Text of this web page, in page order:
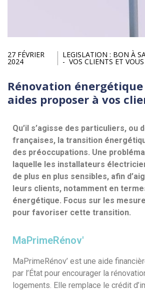
27 FÉVRIER
2024
LEGISLATION : BON À
VOS CLIENTS ET VOUS
Rénovation
aides proposer à vos
Qu’il s’agisse des particuliers, ou
françaises, la transition
des préoccupations. Une
laquelle les installateurs
de plus en plus sensibles, afin
leurs clients, notamment en
énergétique. Focus sur les
pour favoriser cette transition.
MaPrimeRénov'
MaPrimeRénov’ est une aide
par l’État pour encourager la
logements. Elle remplace le crédit